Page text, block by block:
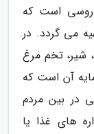
روسی است که
می گردد. در
شیر، تخم مرغ
آن است که
در بین مردم
های غذا یا